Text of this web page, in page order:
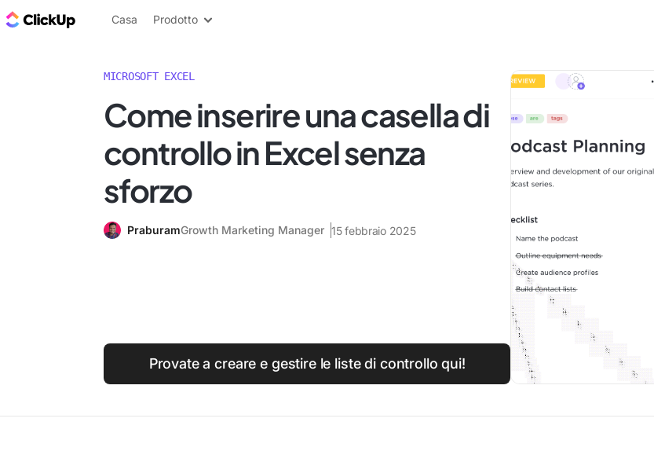
Blog di ClickUp
Casa Prodotto
MICROSOFT EXCEL
Come inserire una casella di
controllo in Excel senza
sforzo
PraburamGrowth Marketing Manager 15 febbraio 2025
Provate a creare e gestire le liste di controllo qui!